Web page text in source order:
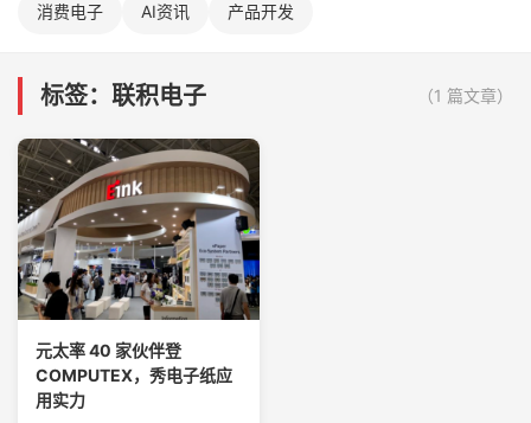
消费电子 AI资讯 产品开发
标签：联积电子 （1 篇文章）
元太率 40 家伙伴登
COMPUTEX，秀电子纸应
用实力